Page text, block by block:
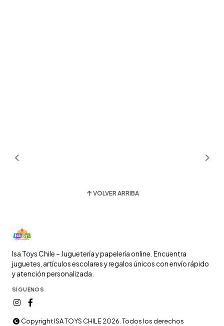
VOLVER ARRIBA
Isa Toys Chile – Juguetería y papelería online. Encuentra
juguetes, artículos escolares y regalos únicos con envío rápido
y atención personalizada.
SÍGUENOS
Copyright ISA TOYS CHILE 2026. Todos los derechos